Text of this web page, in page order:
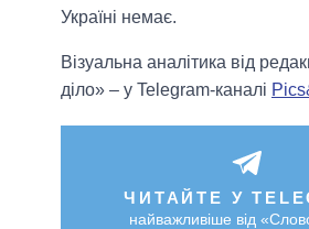
Україні немає.
Візуальна аналітика від
діло» – у Telegram-каналі
ЧИТАЙТЕ У
найважливіше від